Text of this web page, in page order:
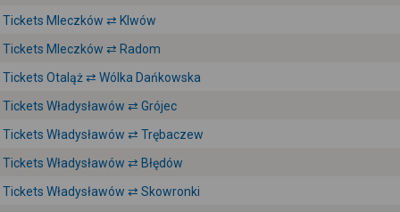
Tickets Mleczków ⇄ Klwów
Tickets Mleczków ⇄ Radom
Tickets Otaląż ⇄ Wólka Dańkowska
Tickets Władysławów ⇄ Grójec
Tickets Władysławów ⇄ Trębaczew
Tickets Władysławów ⇄ Błędów
Tickets Władysławów ⇄ Skowronki